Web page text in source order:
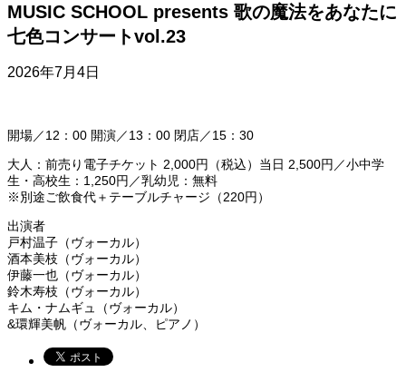
MUSIC SCHOOL presents 歌の魔法をあなたに
七色コンサートvol.23
2026年7月4日
開場／12：00 開演／13：00 閉店／15：30
大人：前売り電子チケット 2,000円（税込）当日 2,500円／小中学
生・高校生：1,250円／乳幼児：無料
※別途ご飲食代＋テーブルチャージ（220円）
出演者
戸村温子（ヴォーカル）
酒本美枝（ヴォーカル）
伊藤一也（ヴォーカル）
鈴木寿枝（ヴォーカル）
キム・ナムギュ（ヴォーカル）
&環輝美帆（ヴォーカル、ピアノ）